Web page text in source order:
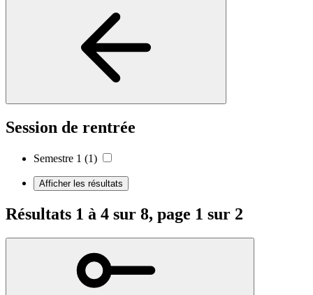
Session de rentrée
Semestre 1 (1)
Afficher les résultats
Résultats 1 à 4 sur 8, page 1 sur 2